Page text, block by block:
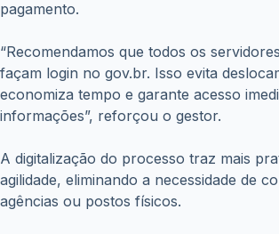
pagamento.
“Recomendamos que todos os
façam login no gov.br. Isso evita
economiza tempo e garante acesso
informações”, reforçou o gestor.
A digitalização do processo traz mais
agilidade, eliminando a necessidade de
agências ou postos físicos.